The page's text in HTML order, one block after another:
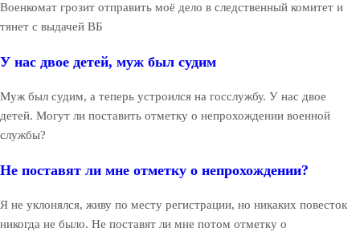
Военкомат грозит отправить моё дело в следственный комитет и
тянет с выдачей ВБ
У нас двое детей, муж был судим
Муж был судим, а теперь устроился на госслужбу. У нас двое
детей. Могут ли поставить отметку о непрохождении военной
службы?
Не поставят ли мне отметку о непрохождении?
Я не уклонялся, живу по месту регистрации, но никаких повесток
никогда не было. Не поставят ли мне потом отметку о